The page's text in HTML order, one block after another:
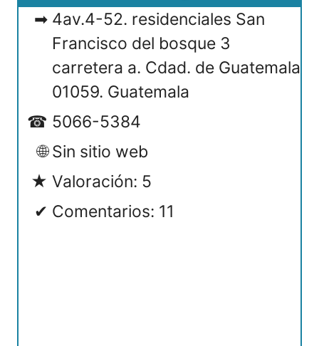
4av.4-52. residenciales San
Francisco del bosque 3
carretera a. Cdad. de Guatemala
01059. Guatemala
5066-5384
Sin sitio web
Valoración: 5
Comentarios: 11